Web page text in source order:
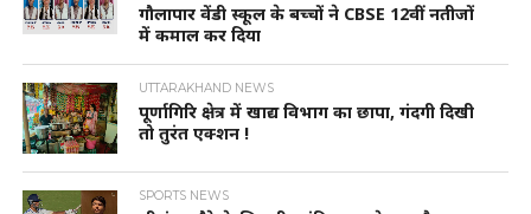
गौलापार वेंडी स्कूल के बच्चों ने CBSE 12वीं नतीजों
में कमाल कर दिया
UTTARAKHAND NEWS
पूर्णागिरि क्षेत्र में खाद्य विभाग का छापा, गंदगी दिखी
तो तुरंत एक्शन !
SPORTS NEWS